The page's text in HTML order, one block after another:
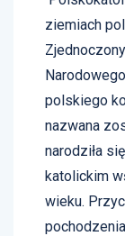
ziemiach
polskiego
nazwana
narodziła
katolickim
wieku.